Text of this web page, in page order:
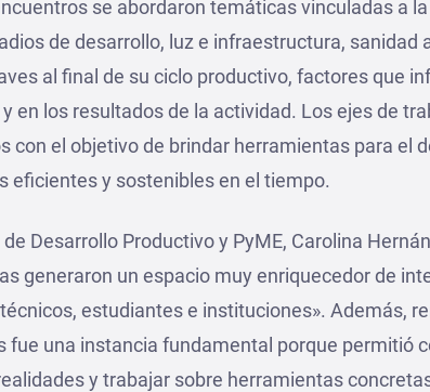
se abordaron temáticas vinculadas a
de desarrollo, luz e infraestructura, sanidad
al final de su ciclo productivo, factores que
en los resultados de la actividad. Los ejes de
con el objetivo de brindar herramientas para el
eficientes y sostenibles en el tiempo.
Desarrollo Productivo y PyME, Carolina
generaron un espacio muy enriquecedor de
estudiantes e instituciones». Además,
fue una instancia fundamental porque permitió
y trabajar sobre herramientas